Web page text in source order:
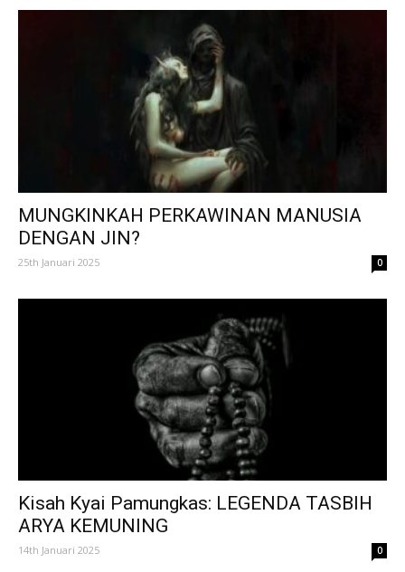
MUNGKINKAH PERKAWINAN MANUSIA
DENGAN JIN?
25th Januari 2025 0
Kisah Kyai Pamungkas: LEGENDA TASBIH
ARYA KEMUNING
14th Januari 2025 0